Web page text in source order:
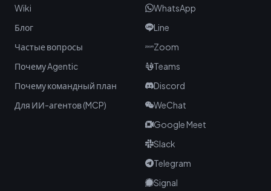
Wiki
Блог
Частые вопросы
Почему Agentic
Почему командный план
Для ИИ-агентов (MCP)
WhatsApp
Line
Zoom
Teams
Discord
WeChat
Google Meet
Slack
Telegram
Signal